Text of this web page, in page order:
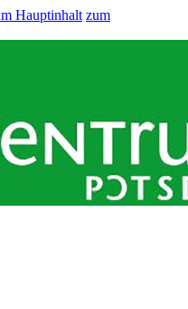
Hauptinhalt zum